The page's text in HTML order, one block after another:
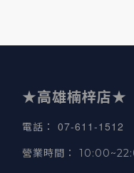
★高雄楠梓店★
電話 ： 07-611-1512
營業時間 ：